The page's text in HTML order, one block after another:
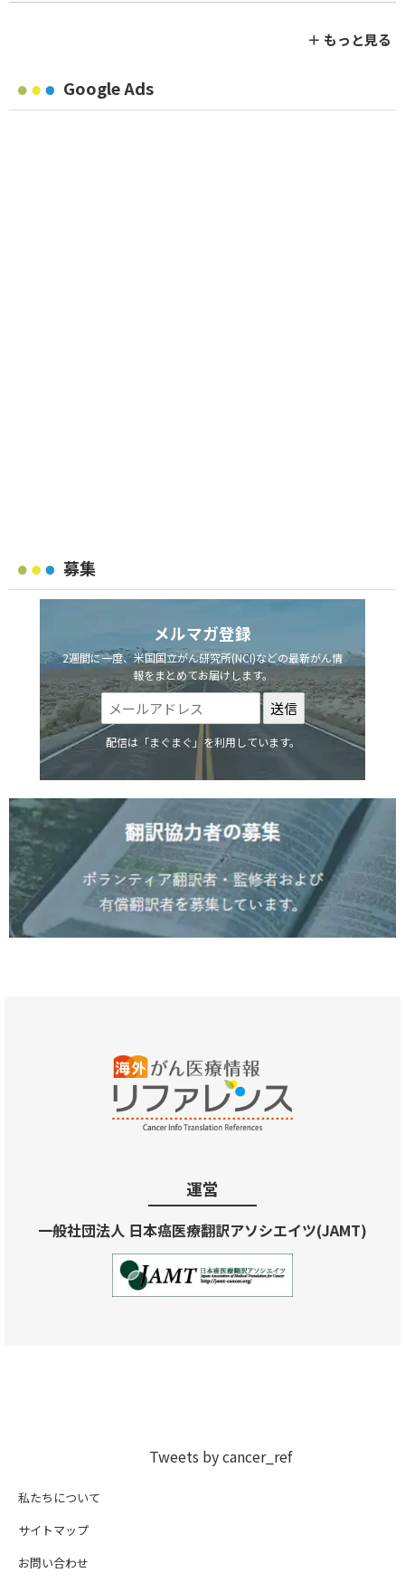
＋ もっと見る
Google Ads
募集
メルマガ登録
2週間に一度、米国国立がん研究所(NCI)などの最新がん情
報をまとめてお届けします。
配信は「まぐまぐ」を利用しています。
運営
一般社団法人 日本癌医療翻訳アソシエイツ(JAMT)
Tweets by cancer_ref
私たちについて
サイトマップ
お問い合わせ